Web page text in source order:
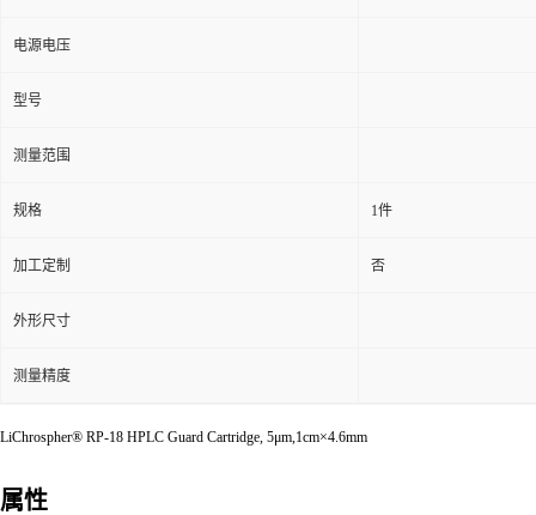
电源电压
型号
测量范围
规格 1件
加工定制 否
外形尺寸
测量精度
LiChrospher® RP-18 HPLC Guard Cartridge, 5μm,1cm×4.6mm
属性